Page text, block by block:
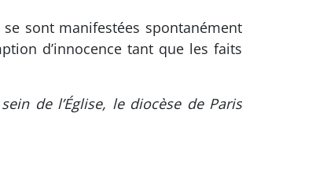
sont manifestées spontanément
d’innocence tant que les faits
de l’Église, le diocèse de Paris